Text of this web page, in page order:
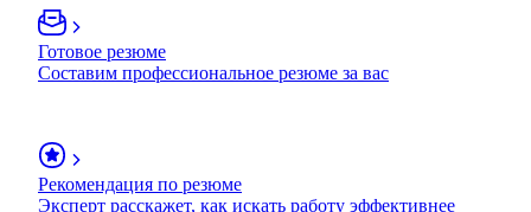
Готовое резюме
Составим профессиональное резюме за вас
Рекомендация по резюме
Эксперт расскажет, как искать работу эффективнее